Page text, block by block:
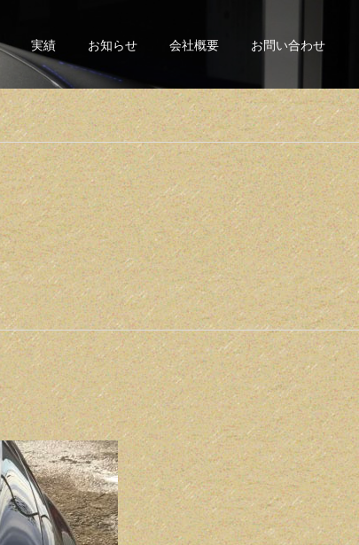
実績 お知らせ 会社概要 お問い合わせ